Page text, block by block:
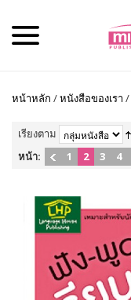
หน้าหลัก /หนังสือของเรา /
เรียงตาม
หน้า:
1 2 3 4